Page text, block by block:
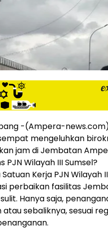
-(Ampera-
mengeluhkan
jam di Jembatan
PJN Wilayah III Sumsel?
Kerja PJN Wilayah
perbaikan fasilitas
Hanya saja,
atau sebaliknya, sesuai